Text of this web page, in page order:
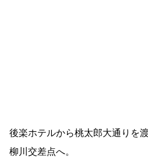
後楽ホテルから桃太郎大通りを
柳川交差点へ。